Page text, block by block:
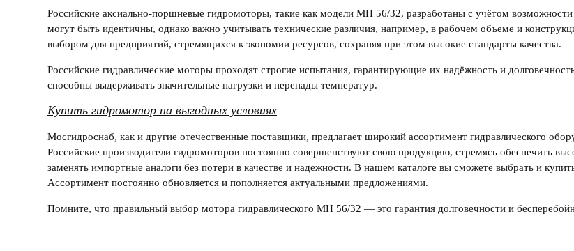
Российские аксиально-поршневые гидромоторы, такие как модели МН 56/32, разработаны с учётом
могут быть идентичны, однако важно учитывать технические различия, например, в рабочем объеме и
выбором для предприятий, стремящихся к экономии ресурсов, сохраняя при этом высокие стандарты качества.
Российские гидравлические моторы проходят строгие испытания, гарантирующие их надёжность и
способны выдерживать значительные нагрузки и перепады температур.
Купить гидромотор на выгодных условиях
Мосгидроснаб, как и другие отечественные поставщики, предлагает широкий ассортимент гидравлического
Российские производители гидромоторов постоянно совершенствуют свою продукцию, стремясь обеспечить
заменять импортные аналоги без потери в качестве и надежности. В нашем каталоге вы сможете выбрать и
Ассортимент постоянно обновляется и пополняется актуальными предложениями.
Помните, что правильный выбор мотора гидравлического МН 56/32 — это гарантия долговечности и